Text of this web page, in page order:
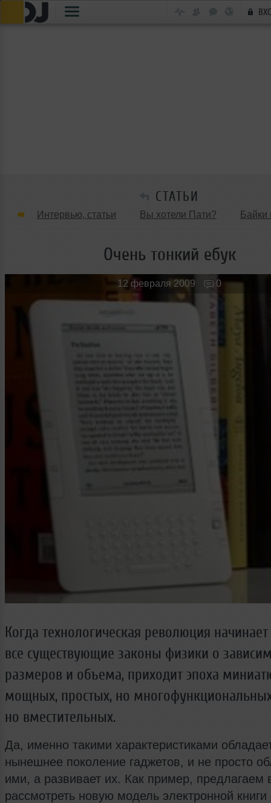
СТАТЬИ
Интервью, статьи Вы хотели Пати? Байки
Танцевальные стили Обзоры Вечеринок и
Новые лица Мужчина & Женщина
Очень тонкий ебук
12 февраля 2009 0
Когда технологическая революция
все существующие законы физики о
размеров и объема, приходит эпоха
мощных, простых, но
но вместительных.
Да, именно такими характеристиками
нынешнее поколение гаджетов, и не просто
ими, а развивает их. Как пример, предлагаем
рассмотреть новую модель электронной